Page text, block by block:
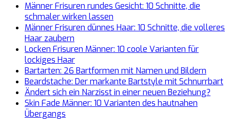
Männer Frisuren rundes Gesicht: 10 Schnitte, die
schmaler wirken lassen
Männer Frisuren dünnes Haar: 10 Schnitte, die volleres
Haar zaubern
Locken Frisuren Männer: 10 coole Varianten für
lockiges Haar
Bartarten: 26 Bartformen mit Namen und Bildern
Beardstache: Der markante Bartstyle mit Schnurrbart
Ändert sich ein Narzisst in einer neuen Beziehung?
Skin Fade Männer: 10 Varianten des hautnahen
Übergangs